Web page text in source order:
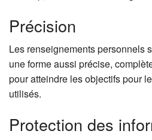
Précision
Les renseignements personnels
une forme aussi précise,
pour atteindre les objectifs pour
utilisés.
Protection des